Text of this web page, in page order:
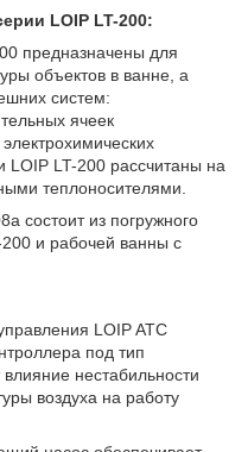
LOIP LT-200:
предназначены для
объектов в ванне, а
систем:
ячеек
LOIP LT-200 рассчитаны на
теплоносителями.
состоит из погружного
200 и рабочей ванны с
LOIP ATC
под тип
нестабильности
воздуха на работу